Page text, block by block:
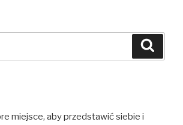
miejsce, aby przedstawić siebie i